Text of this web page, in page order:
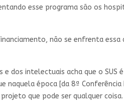
esse programa são os
não se enfrenta essa
dos intelectuais acha que o
época [da 8ª
que pode ser qualquer coisa.